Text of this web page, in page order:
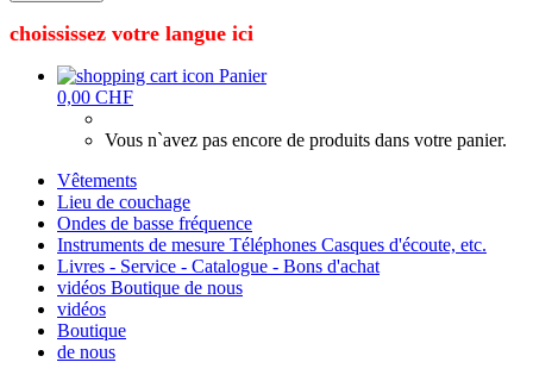
choississez votre langue ici
Panier
0,00 CHF
Vous n`avez pas encore de produits dans votre panier.
Vêtements
Lieu de couchage
Ondes de basse fréquence
Instruments de mesure Téléphones Casques d'écoute, etc.
Livres - Service - Catalogue - Bons d'achat
vidéos Boutique de nous
vidéos
Boutique
de nous